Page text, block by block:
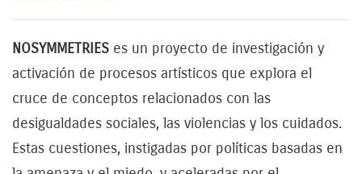
NOSYMMETRIES es un proyecto de investigación y
activación de procesos artísticos que explora el
cruce de conceptos relacionados con las
desigualdades sociales, las violencias y los cuidados.
Estas cuestiones, instigadas por políticas basadas en